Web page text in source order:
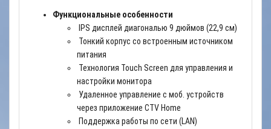
Функциональные особенности
IPS дисплей диагональю 9 дюймов (22,9 см)
Тонкий корпус со встроенным источником
питания
Технология Touch Screen для управления и
настройки монитора
Удаленное управление с моб. устройств
через приложение CTV Home
Поддержка работы по сети (LAN)